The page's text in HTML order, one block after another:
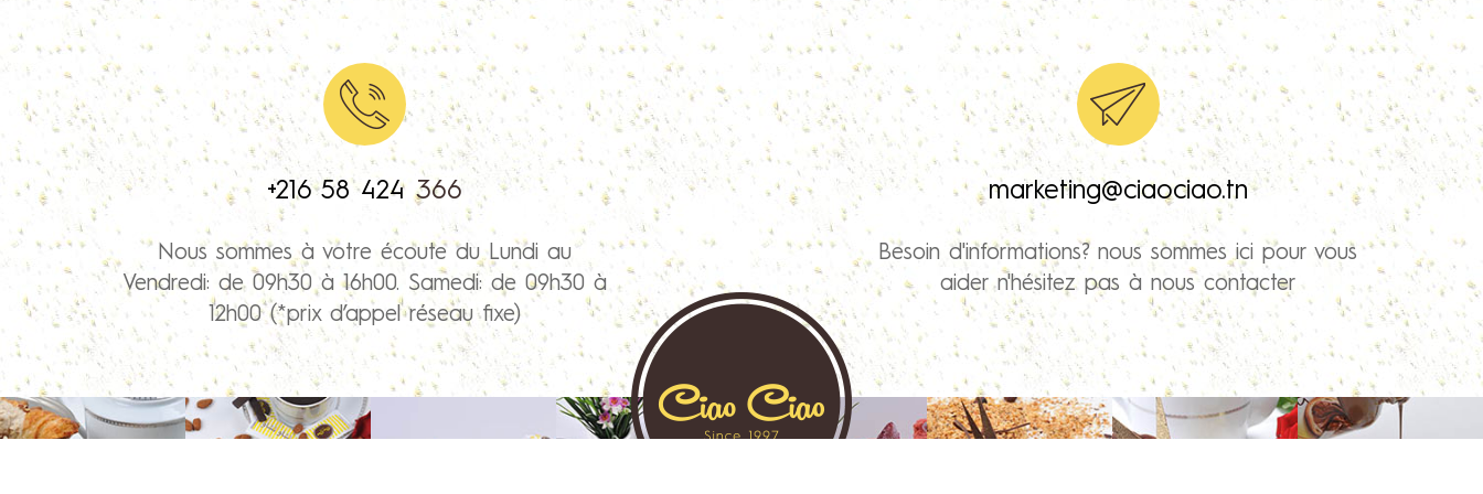
+216 58 424366
Nous sommes à votre écoute du Lundi au
Vendredi: de 09h30 à 16h00. Samedi: de 09h30 à
12h00 (*prix d’appel réseau fixe)
marketing@ciaociao.tn
Besoin d'informations? nous sommes ici pour vous
aider n'hésitez pas à nous contacter